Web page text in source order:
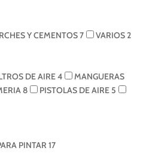
Y CEMENTOS7 VARIOS2
DE AIRE4
MANGUERAS
8 PISTOLAS DE AIRE 5
PINTAR 17